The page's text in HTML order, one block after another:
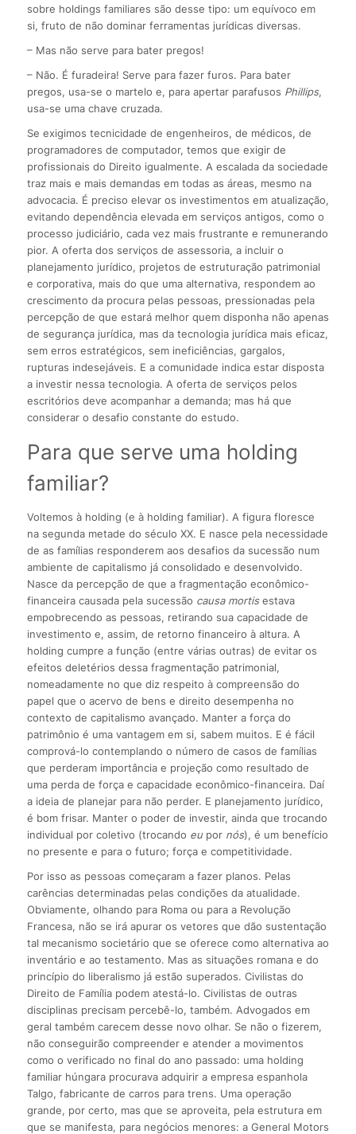
sobre holdings familiares são desse tipo: um equívoco em
si, fruto de não dominar ferramentas jurídicas diversas.
– Mas não serve para bater pregos!
– Não. É furadeira! Serve para fazer furos. Para bater
pregos, usa-se o martelo e, para apertar parafusos Phillips,
usa-se uma chave cruzada.
Se exigimos tecnicidade de engenheiros, de médicos, de
programadores de computador, temos que exigir de
profissionais do Direito igualmente. A escalada da sociedade
traz mais e mais demandas em todas as áreas, mesmo na
advocacia. É preciso elevar os investimentos em atualização,
evitando dependência elevada em serviços antigos, como o
processo judiciário, cada vez mais frustrante e remunerando
pior. A oferta dos serviços de assessoria, a incluir o
planejamento jurídico, projetos de estruturação patrimonial
e corporativa, mais do que uma alternativa, respondem ao
crescimento da procura pelas pessoas, pressionadas pela
percepção de que estará melhor quem disponha não apenas
de segurança jurídica, mas da tecnologia jurídica mais eficaz,
sem erros estratégicos, sem ineficiências, gargalos,
rupturas indesejáveis. E a comunidade indica estar disposta
a investir nessa tecnologia. A oferta de serviços pelos
escritórios deve acompanhar a demanda; mas há que
considerar o desafio constante do estudo.
Para que serve uma holding
familiar?
Voltemos à holding (e à holding familiar). A figura floresce
na segunda metade do século XX. E nasce pela necessidade
de as famílias responderem aos desafios da sucessão num
ambiente de capitalismo já consolidado e desenvolvido.
Nasce da percepção de que a fragmentação econômico-
financeira causada pela sucessão causa mortisestava
empobrecendo as pessoas, retirando sua capacidade de
investimento e, assim, de retorno financeiro à altura. A
holding cumpre a função (entre várias outras) de evitar os
efeitos deletérios dessa fragmentação patrimonial,
nomeadamente no que diz respeito à compreensão do
papel que o acervo de bens e direito desempenha no
contexto de capitalismo avançado. Manter a força do
patrimônio é uma vantagem em si, sabem muitos. E é fácil
comprová-lo contemplando o número de casos de famílias
que perderam importância e projeção como resultado de
uma perda de força e capacidade econômico-financeira. Daí
a ideia de planejar para não perder. E planejamento jurídico,
é bom frisar. Manter o poder de investir, ainda que trocando
individual por coletivo (trocando eupor nós), é um benefício
no presente e para o futuro; força e competitividade.
Por isso as pessoas começaram a fazer planos. Pelas
carências determinadas pelas condições da atualidade.
Obviamente, olhando para Roma ou para a Revolução
Francesa, não se irá apurar os vetores que dão sustentação
tal mecanismo societário que se oferece como alternativa ao
inventário e ao testamento. Mas as situações romana e do
princípio do liberalismo já estão superados. Civilistas do
Direito de Família podem atestá-lo. Civilistas de outras
disciplinas precisam percebê-lo, também. Advogados em
geral também carecem desse novo olhar. Se não o fizerem,
não conseguirão compreender e atender a movimentos
como o verificado no final do ano passado: uma holding
familiar húngara procurava adquirir a empresa espanhola
Talgo, fabricante de carros para trens. Uma operação
grande, por certo, mas que se aproveita, pela estrutura em
que se manifesta, para negócios menores: a General Motors